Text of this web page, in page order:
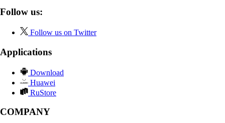
Follow us:
Follow us on Twitter
Applications
Download
Huawei
RuStore
COMPANY